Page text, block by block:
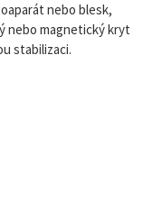
nebo blesk,
nebo magnetický kryt
stabilizaci.